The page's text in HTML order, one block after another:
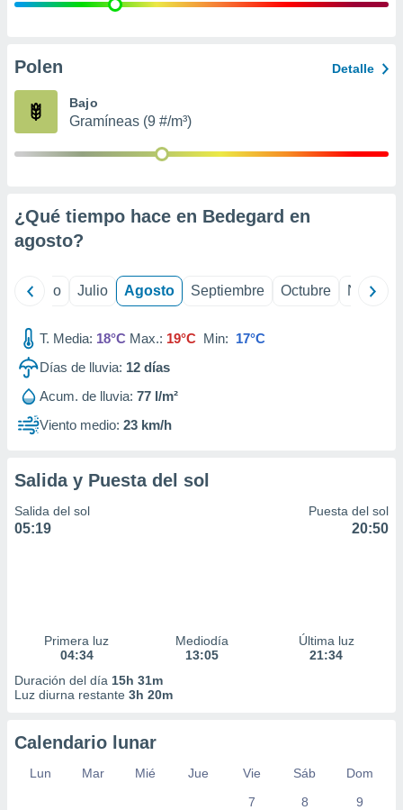
e
publicidad
Polen Detalle
Bajo
Gramíneas (9 #/m³)
¿Qué tiempo hace en Bedegard en
agosto?
Junio Julio Agosto Septiembre Octubre
T. Media: 18°C Max.: 19°C Min: 17°C
Días de lluvia: 12 días
Acum. de lluvia: 77 l/m²
Viento medio: 23 km/h
Salida y Puesta del sol
Salida del sol
05:19
Puesta del sol
20:50
Primera luz
04:34
Mediodía
13:05
Última luz
21:34
Duración del día 15h 31m
Luz diurna restante 3h 20m
Calendario lunar
Lun Mar Mié Jue Vie Sáb
Dom
7
8 9